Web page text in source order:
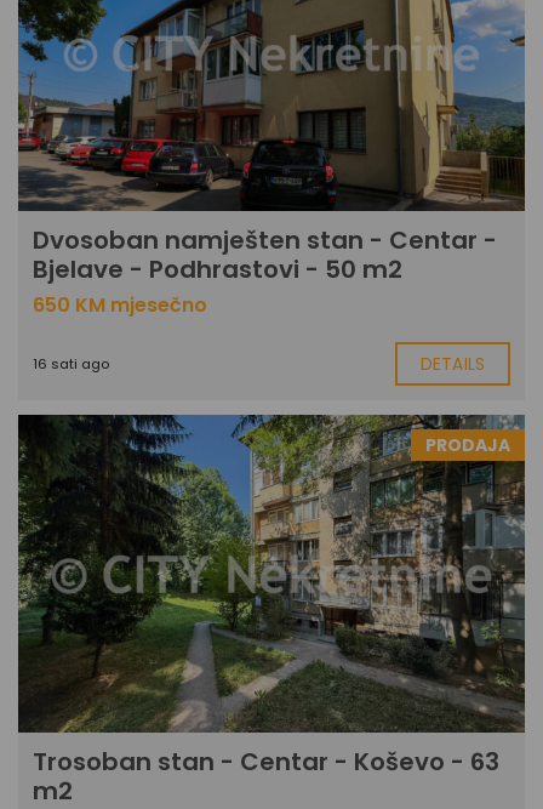
Dvosoban namješten stan - Centar -
Bjelave - Podhrastovi - 50 m2
650 KM mjesečno
16 sati ago DETAILS
PRODAJA
Trosoban stan - Centar - Koševo - 63
m2